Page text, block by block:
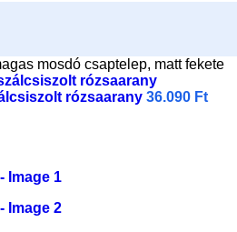
mosdó csaptelep, matt fekete
rózsaarany 36.090 Ft